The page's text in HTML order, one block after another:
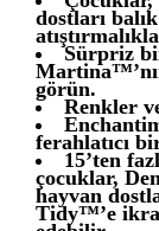
dostları
Sürpriz
görün.
Renkler
ferahlatıcı
15’ten
çocuklar,
hayvan
Tidy™’e